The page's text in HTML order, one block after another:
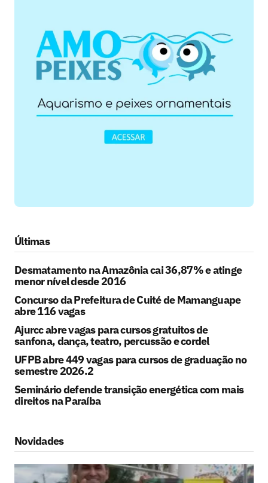
Últimas
Desmatamento na Amazônia cai 36,87% e atinge
menor nível desde 2016
Concurso da Prefeitura de Cuité de Mamanguape
abre 116 vagas
Ajurcc abre vagas para cursos gratuitos de
sanfona, dança, teatro, percussão e cordel
UFPB abre 449 vagas para cursos de graduação no
semestre 2026.2
Seminário defende transição energética com mais
direitos na Paraíba
Novidades